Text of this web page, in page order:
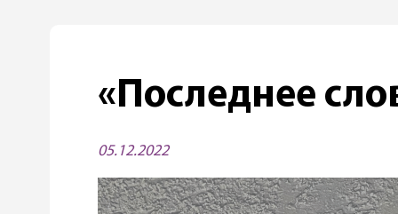
«Последнее
05.12.2022